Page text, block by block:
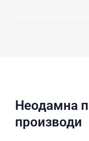
Неодамна
производи